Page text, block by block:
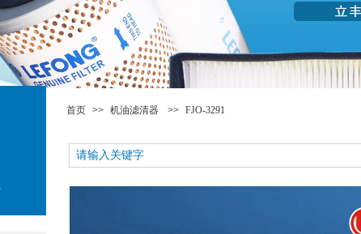
首页 >> 机油滤清器 >> FJO-3291